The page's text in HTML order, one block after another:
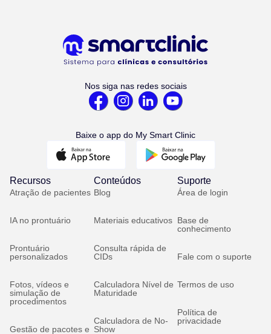
Nos siga nas redes sociais
Baixe o app do My Smart Clinic
Recursos
Atração de pacientes
IA no prontuário
Prontuário
personalizados
Fotos, vídeos e
simulação de
procedimentos
Gestão de pacotes e
Conteúdos
Blog
Materiais educativos
Consulta rápida de
CIDs
Calculadora Nível de
Maturidade
Calculadora de No-
Show
Suporte
Área de login
Base de
conhecimento
Fale com o suporte
Termos de uso
Política de
privacidade